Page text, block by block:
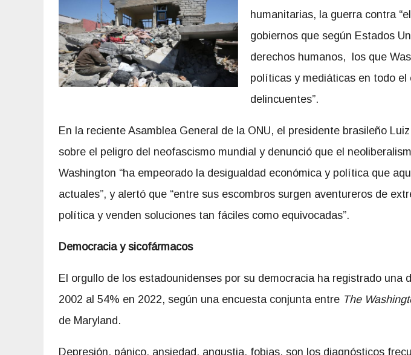
humanitarias, la guerra contra
gobiernos que según Estados
derechos humanos, los que
políticas y mediáticas en todo el
delincuentes”.
En la reciente Asamblea General de la ONU, el presidente brasileño
sobre el peligro del neofascismo mundial y denunció que el
Washington “ha empeorado la desigualdad económica y política que
actuales”, y alertó que “entre sus escombros surgen aventureros de
política y venden soluciones tan fáciles como equivocadas”.
Democracia y sicofármacos
El orgullo de los estadounidenses por su democracia ha registrado una
2002 al 54% en 2022, según una encuesta conjunta entre The
de Maryland.
Depresión, pánico, ansiedad, angustia, fobias, son los diagnósticos